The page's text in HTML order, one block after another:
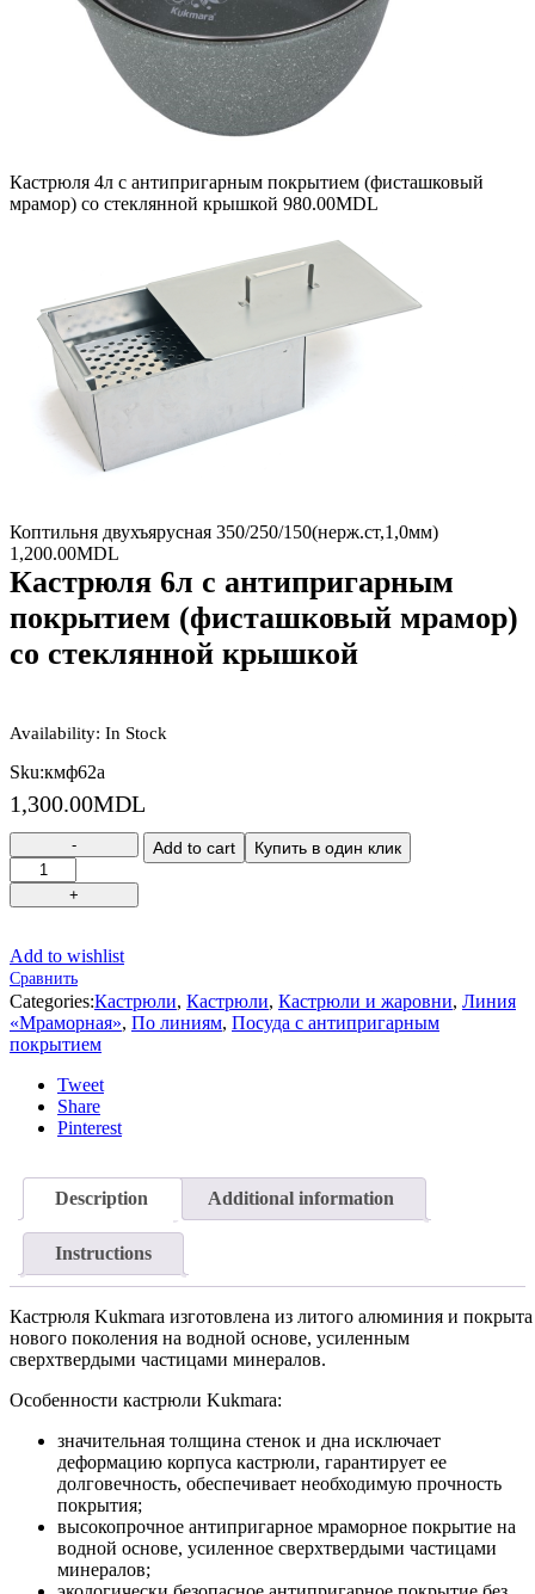
Кастрюля 4л с антипригарным покрытием (фисташковый
мрамор) со стеклянной крышкой 980.00MDL
Коптильня двухъярусная 350/250/150(нерж.ст,1,0мм)
1,200.00MDL
Кастрюля 6л с антипригарным
покрытием (фисташковый мрамор)
со стеклянной крышкой
Availability: In Stock
Sku:кмф62а
1,300.00MDL
Add to cart Купить в один клик
Add to wishlist
Сравнить
Categories:Кастрюли, Кастрюли, Кастрюли и жаровни, Линия
«Мраморная», По линиям, Посуда с антипригарным
покрытием
Tweet
Share
Pinterest
Description Additional information
Instructions
Кастрюля Kukmara изготовлена из литого алюминия и
нового поколения на водной основе, усиленным
сверхтвердыми частицами минералов.
Особенности кастрюли Kukmara:
значительная толщина стенок и дна исключает
деформацию корпуса кастрюли, гарантирует ее
долговечность, обеспечивает необходимую прочность
покрытия;
высокопрочное антипригарное мраморное покрытие на
водной основе, усиленное сверхтвердыми частицами
минералов;